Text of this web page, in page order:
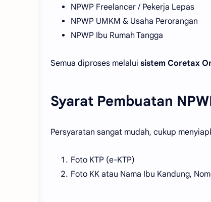
NPWP Freelancer / Pekerja Lepas
NPWP UMKM & Usaha Perorangan
NPWP Ibu Rumah Tangga
Semua diproses melalui sistem Coretax
Syarat Pembuatan
Persyaratan sangat mudah, cukup
Foto KTP (e-KTP)
Foto KK atau Nama Ibu Kandung,